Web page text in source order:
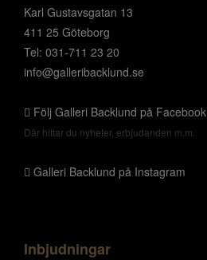
Karl Gustavsgatan 13
411 25 Göteborg
Tel: 031-711 23 20
info@galleribacklund.se
Följ Galleri Backlund på Facebook
Där hittar du nyheter, erbjudanden m.m.
Galleri Backlund på Instagram
Inbjudningar